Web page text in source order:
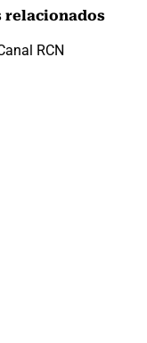
relacionados
RCN